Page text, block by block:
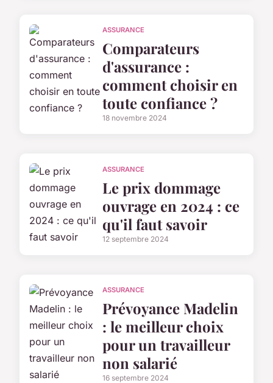
ASSURANCE
Comparateurs
d'assurance :
comment choisir en
toute confiance ?
18 novembre 2024
ASSURANCE
Le prix dommage
ouvrage en 2024 : ce
qu'il faut savoir
12 septembre 2024
ASSURANCE
Prévoyance Madelin
: le meilleur choix
pour un travailleur
non salarié
16 septembre 2024